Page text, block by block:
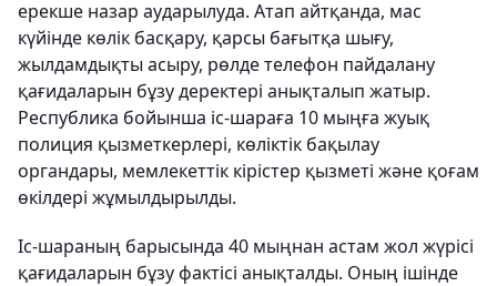
ерекше назар аударылуда. Атап айтқанда, мас
күйінде көлік басқару, қарсы бағытқа шығу,
жылдамдықты асыру, рөлде телефон пайдалану
қағидаларын бұзу деректері анықталып жатыр.
Республика бойынша іс-шараға 10 мыңға жуық
полиция қызметкерлері, көліктік бақылау
органдары, мемлекеттік кірістер қызметі және қоғам
өкілдері жұмылдырылды.
Іс-шараның барысында 40 мыңнан астам жол жүрісі
қағидаларын бұзу фактісі анықталды. Оның ішінде